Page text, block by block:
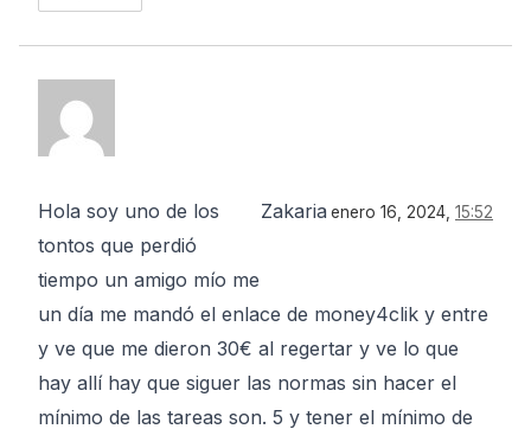
Zakaria enero 16, 2024, 15:52
Hola soy uno de los
tontos que perdió
tiempo un amigo mío me
un día me mandó el enlace de money4clik y entre
y ve que me dieron 30€ al regertar y ve lo que
hay allí hay que siguer las normas sin hacer el
mínimo de las tareas son. 5 y tener el mínimo de